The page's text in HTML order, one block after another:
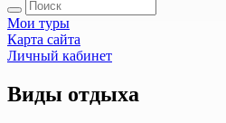
Мои туры
Карта сайта
Личный кабинет
Виды отдыха